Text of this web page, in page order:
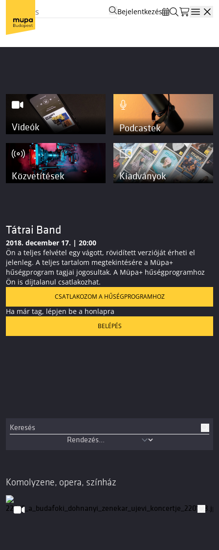
Bejelentkezés
Videók Podcastek
Közvetítések Kiadványok
Tátrai Band
2018. december 17. | 20:00
Ön a teljes felvétel egy vágott, rövidített verzióját érheti el
jelenleg. A teljes tartalom megtekintésére a Müpa+
hűségprogram tagjai jogosultak. A Müpa+ hűségprogramhoz
Ön is díjtalanul csatlakozhat.
CSATLAKOZOM A HŰSÉGPROGRAMHOZ
Ha már tag, lépjen be a honlapra
BELÉPÉS
Komolyzene, opera, színház